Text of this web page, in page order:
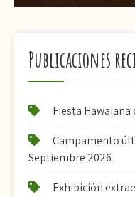
Publicaciones
Fiesta Hawaiana
Campamento
Septiembre 2026
Exhibición